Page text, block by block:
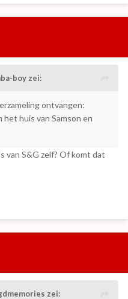
boy zei:
ontvangen:
huis van Samson en
van S&G zelf? Of komt dat
zei: